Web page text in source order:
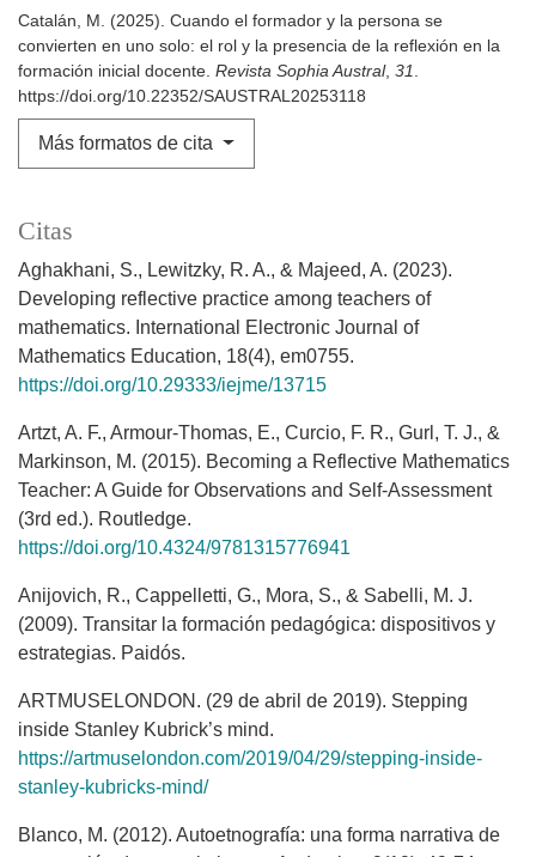
Catalán, M. (2025). Cuando el formador y la persona se
convierten en uno solo: el rol y la presencia de la reflexión en la
formación inicial docente. Revista Sophia Austral, 31.
https://doi.org/10.22352/SAUSTRAL20253118
Más formatos de cita
Citas
Aghakhani, S., Lewitzky, R. A., & Majeed, A. (2023).
Developing reflective practice among teachers of
mathematics. International Electronic Journal of
Mathematics Education, 18(4), em0755.
https://doi.org/10.29333/iejme/13715
Artzt, A. F., Armour-Thomas, E., Curcio, F. R., Gurl, T. J., &
Markinson, M. (2015). Becoming a Reflective Mathematics
Teacher: A Guide for Observations and Self-Assessment
(3rd ed.). Routledge.
https://doi.org/10.4324/9781315776941
Anijovich, R., Cappelletti, G., Mora, S., & Sabelli, M. J.
(2009). Transitar la formación pedagógica: dispositivos y
estrategias. Paidós.
ARTMUSELONDON. (29 de abril de 2019). Stepping
inside Stanley Kubrick’s mind.
https://artmuselondon.com/2019/04/29/stepping-inside-
stanley-kubricks-mind/
Blanco, M. (2012). Autoetnografía: una forma narrativa de